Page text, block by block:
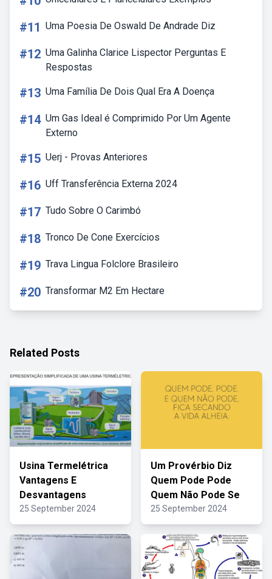
#11 Uma Poesia De Oswald De Andrade Diz
#12 Uma Galinha Clarice Lispector Perguntas E
Respostas
#13 Uma Família De Dois Qual Era A Doença
#14 Um Gas Ideal é Comprimido Por Um Agente
Externo
#15 Uerj - Provas Anteriores
#16 Uff Transferência Externa 2024
#17 Tudo Sobre O Carimbó
#18 Tronco De Cone Exercícios
#19 Trava Lingua Folclore Brasileiro
#20 Transformar M2 Em Hectare
Related Posts
Usina Termelétrica
Vantagens E
Desvantagens
25 September 2024
Um Provérbio Diz
Quem Pode Pode
Quem Não Pode Se
25 September 2024